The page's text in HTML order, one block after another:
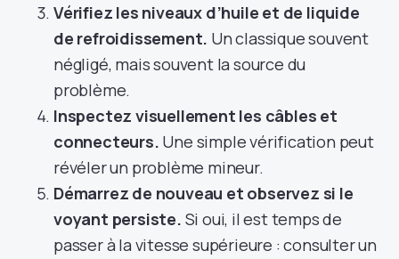
Vérifiez les niveaux d’huile et de liquide
de refroidissement. Un classique souvent
négligé, mais souvent la source du
problème.
Inspectez visuellement les câbles et
connecteurs. Une simple vérification peut
révéler un problème mineur.
Démarrez de nouveau et observez si le
voyant persiste. Si oui, il est temps de
passer à la vitesse supérieure : consulter un